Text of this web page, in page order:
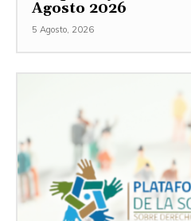
Agosto 2026
5 Agosto, 2026